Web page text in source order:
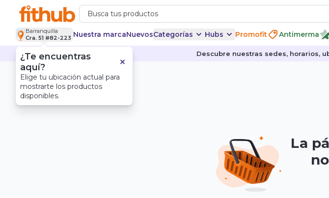
Barranquilla
Cra. 51 #82-223 Nuestra marcaNuevosCategorías Hubs Promofit Antimerma
Descubre nuestras sedes, horarios,
La
¿Te encuentras
aquí?
Elige tu ubicación actual para
mostrarte los productos
disponibles.